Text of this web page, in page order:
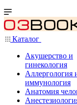
Каталог
Акушерство и
гинекология
Аллергология
иммунология
Анатомия